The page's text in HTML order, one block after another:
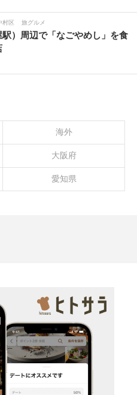
村区 旅グルメ
）周辺で「なごやめし」を食
海外
大阪府
愛知県